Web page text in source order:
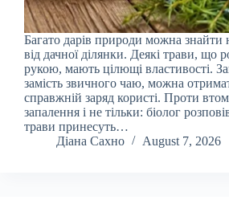
Багато дарів природи можна знайти
від дачної ділянки. Деякі трави, що
рукою, мають цілющі властивості.
замість звичного чаю, можна
справжній заряд користі. Проти
запалення і не тільки: біолог
трави принесуть…
Діана Сахно
August 7, 2026